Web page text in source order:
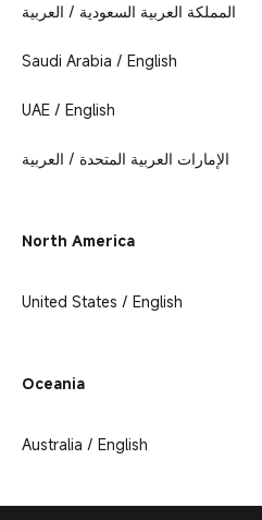
المملكة العربية السعودية / العربية
Saudi Arabia / English
UAE / English
الإمارات العربية المتحدة / العربية
North America
United States / English
Oceania
Australia / English